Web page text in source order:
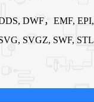
DWF，EMF,
SVGZ, SWF,